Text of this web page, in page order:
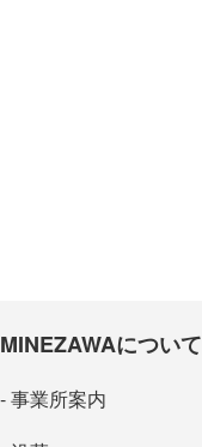
MINEZAWAについて
事業所案内